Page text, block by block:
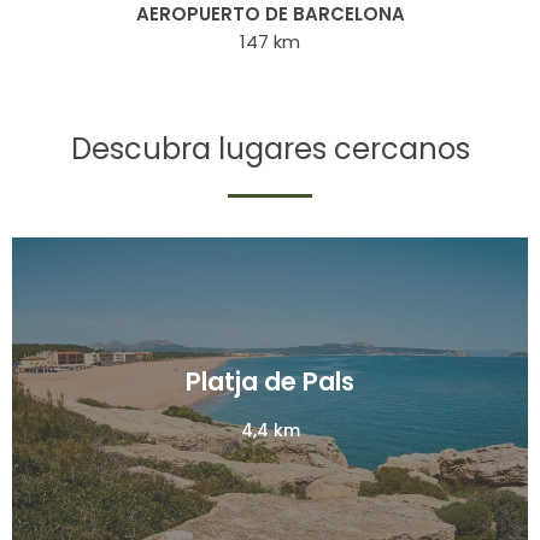
AEROPUERTO DE BARCELONA
147 km
Descubra lugares cercanos
Platja de Pals
4,4 km
Platja de Pals
4,4 km